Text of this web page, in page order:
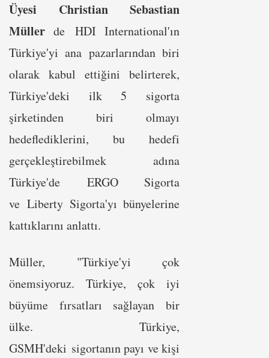
Üyesi Christian Sebastian
Müller de HDI International'ın
Türkiye'yi ana pazarlarından biri
olarak kabul ettiğini belirterek,
Türkiye'deki ilk 5 sigorta
şirketinden biri olmayı
hedeflediklerini, bu hedefi
gerçekleştirebilmek adına
Türkiye'de ERGO Sigorta
ve Liberty Sigorta'yı bünyelerine
kattıklarını anlattı.
Müller, "Türkiye'yi çok
önemsiyoruz. Türkiye, çok iyi
büyüme fırsatları sağlayan bir
ülke. Türkiye,
GSMH'deki sigortanın payı ve kişi